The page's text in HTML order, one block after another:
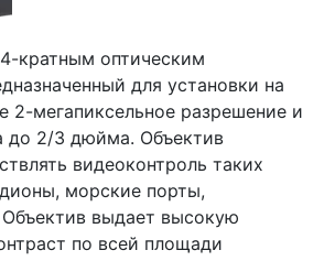
кратным оптическим
для установки на
мегапиксельное разрешение и
до 2/3 дюйма. Объектив
видеоконтроль таких
морские порты,
выдает высокую
по всей площади